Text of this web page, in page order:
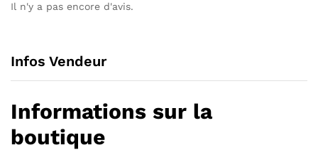
Il n'y a pas encore d'avis.
Infos Vendeur
Informations sur la
boutique